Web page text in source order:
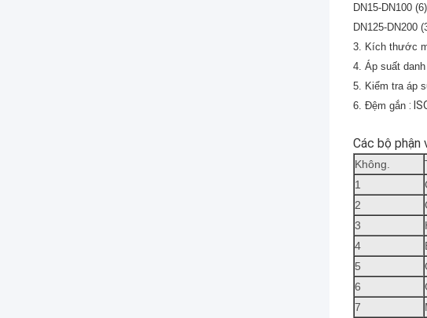
DN15-DN100 (6)
DN125-DN200
3. Kích thước
4. Áp suất
5. Kiểm tra áp
6. Đệm gắn :
Các bộ phận
Không.
1
2
3
4
5
6
7